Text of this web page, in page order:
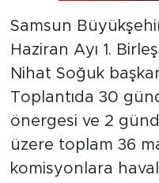
Samsun
Haziran Ayı 1.
Nihat Soğuk
Toplantıda 30
önergesi ve 2
üzere toplam 36
komisyonlara